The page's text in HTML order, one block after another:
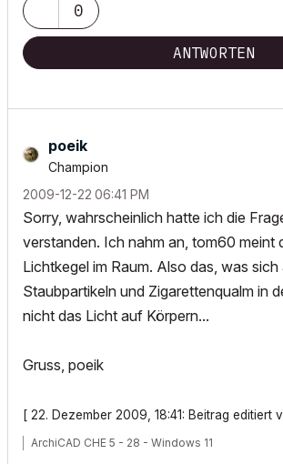
0
ANTWORTEN
poeik
Champion
‎2009-12-22 06:41 PM
Sorry, wahrscheinlich hatte ich die
verstanden. Ich nahm an, tom60 meint
Lichtkegel im Raum. Also das, was sich
Staubpartikeln und Zigarettenqualm in
nicht das Licht auf Körpern...
Gruss, poeik
[ 22. Dezember 2009, 18:41: Beitrag editiert
ArchiCAD CHE 5 - 28 - Windows 11